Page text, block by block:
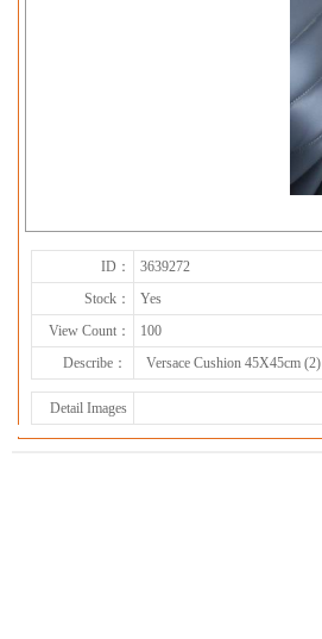
ID： 3639272
Stock：
Yes
View Count：
100
Describe：
Versace Cushion 45X45cm (2)
Detail Images